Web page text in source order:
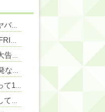
【画像】田中みな実さんの妊娠後の胸がヤバいことになってる
【画像】小倉ゆうか(27)さん、7年ぶり『FRIDAY』表紙で神ボディ大解放
【日向坂46】月刊ジャイアンツ公式、重大告知！
【悲報】2023年、ホラー名作リメイク連発なのに日本人涙目の理由がこれｗｗｗｗ
【爆笑動画】ママさん「新しい洗濯機買って1発目に回したらコレw」←こwれwはw w w w w w w w w w
欠勤連絡してきた後輩を「未読スルー」して強引に出勤させた。無事に終わった夜、後輩から届いた「意味深なLINE」の内容に血の気が引いた話←完全に未読スルー見抜かれてて草